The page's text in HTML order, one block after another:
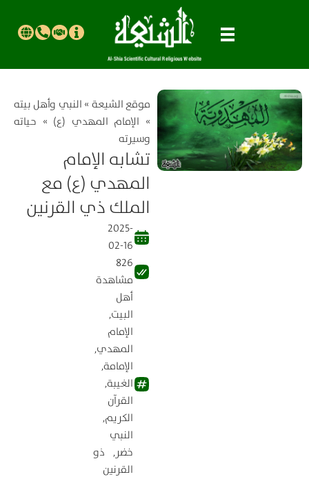
موقع الشیعة » النبي وأهل بيته
» الإمام المهدي (ع) » حياته
وسيرته
تشابه الإمام
المهدي (ع) مع
الملك ذي القرنين
2025-
02-16
826
مشاهدة
أهل
البيت,
الإمام
المهدي,
الإمامة,
الغيبة,
القرآن
الكريم,
النبي
خضر, ذو
القرنين